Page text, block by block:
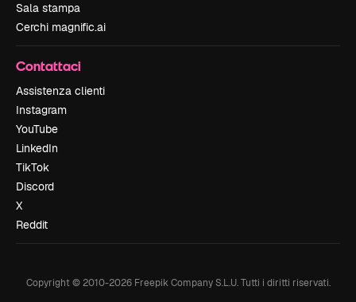
Sala stampa
Cerchi magnific.ai
Contattaci
Assistenza clienti
Instagram
YouTube
LinkedIn
TikTok
Discord
X
Reddit
Copyright © 2010-2026Freepik Company S.L.U. Tutti i diritti riservati.